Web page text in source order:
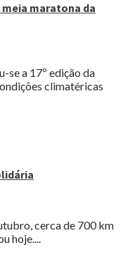
meia maratona da
se a 17º edição da
climatéricas
cerca de 700 km
hoje....